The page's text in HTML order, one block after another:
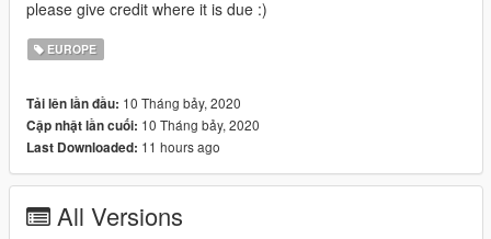
please give credit where it is due :)
EUROPE
Tải lên lần đầu: 10 Tháng bảy, 2020
Cập nhật lần cuối: 10 Tháng bảy, 2020
Last Downloaded: 11 hours ago
All Versions